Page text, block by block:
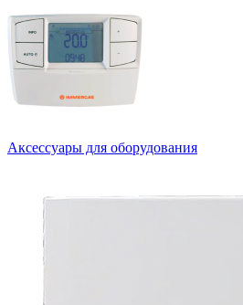
Аксессуары для оборудования